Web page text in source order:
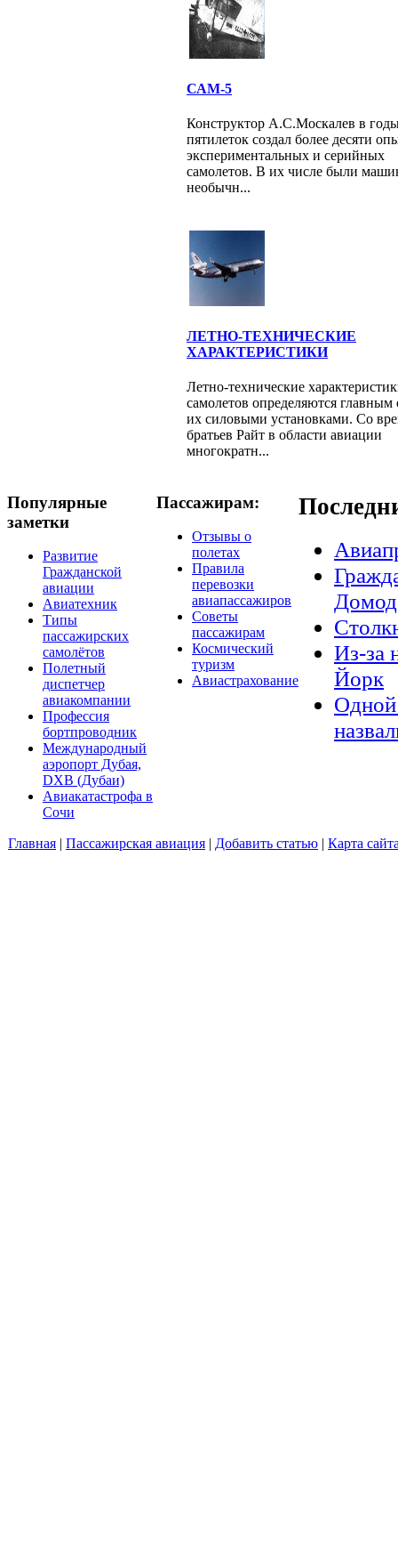
САМ-5
Конструктор А.С.Москалев в
пятилеток создал более десяти
экспериментальных и серийных
самолетов. В их числе были
необычн...
ЛЕТНО-ТЕХНИЧЕСКИЕ
ХАРАКТЕРИСТИКИ
Летно-технические
самолетов определяются главным
их силовыми установками. Со
братьев Райт в области авиации
многократн...
Популярные
заметки
Развитие
Гражданской
авиации
Авиатехник
Типы
пассажирских
самолётов
Полетный
диспетчер
авиакомпании
Профессия
бортпроводник
Международный
аэропорт Дубая,
DXB (Дубаи)
Авиакатастрофа в
Сочи
Пассажирам:
Отзывы о
полетах
Правила
перевозки
авиапассажиров
Советы
пассажирам
Космический
туризм
Авиастрахование
Из-за
Йорк
Одной
Главная | Пассажирская авиация | Добавить статью | Карта